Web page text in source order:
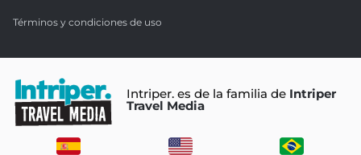
Términos y condiciones de uso
Intriper. es de la familia de Intriper
Travel Media